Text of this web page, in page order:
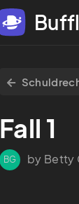
Buffl
Fall 1
BG by Betty